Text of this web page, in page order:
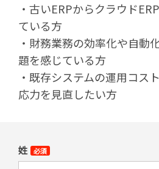
・古いERPからクラウド
ている方
・財務業務の効率化や自動
題を感じている方
・既存システムの運用コス
応力を見直したい方
姓 必須